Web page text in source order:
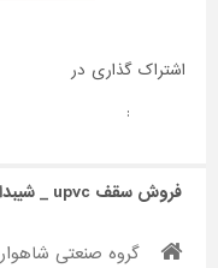
اشتراک گذاری در
:
فروش سقف upvc _ شیبدار یو پی وی سی طرح آندوویلا
گروه صنعتی شاهوار